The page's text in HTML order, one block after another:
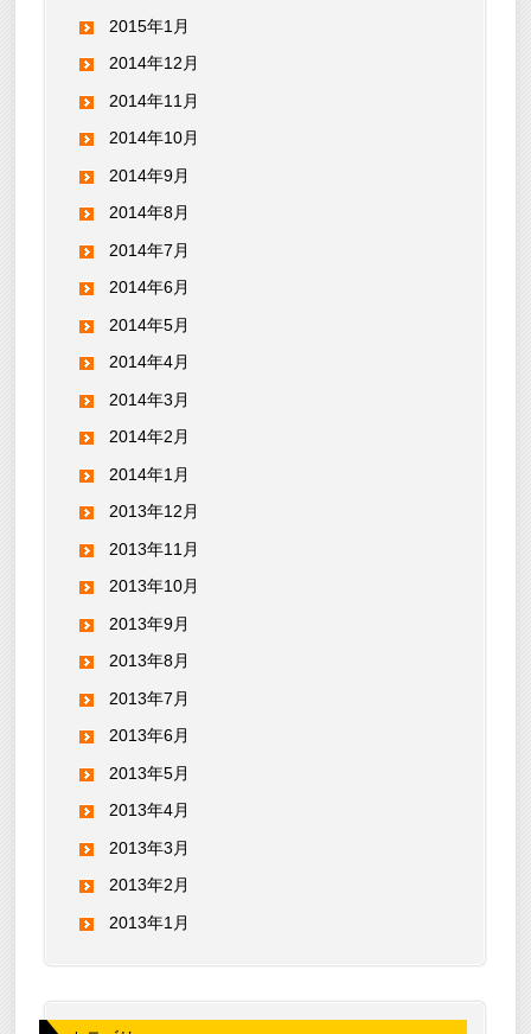
2015年1月
2014年12月
2014年11月
2014年10月
2014年9月
2014年8月
2014年7月
2014年6月
2014年5月
2014年4月
2014年3月
2014年2月
2014年1月
2013年12月
2013年11月
2013年10月
2013年9月
2013年8月
2013年7月
2013年6月
2013年5月
2013年4月
2013年3月
2013年2月
2013年1月